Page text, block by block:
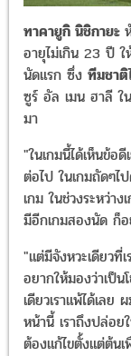
ทาคายูกิ นิชิกายะ
อายุไม่เกิน 23 ปี
นัดแรก ซึ่ง ทีมชา
ซูร์ อัล เมน ฮาลี
มา
"ในเกมนี้ได้เห็นข้อ
ต่อไป ในเกมถัดๆไ
เกม ในช่วงระหว่า
มีอีกเกมสองนัด ก็
"แต่มีจังหวะเดียวที่
อยากให้มองว่าเป็น
เดียวเราแพ้ได้เล
หน้านี้ เราถึงปล่อ
ต้องแก้ไขตั้งแต่ต้น